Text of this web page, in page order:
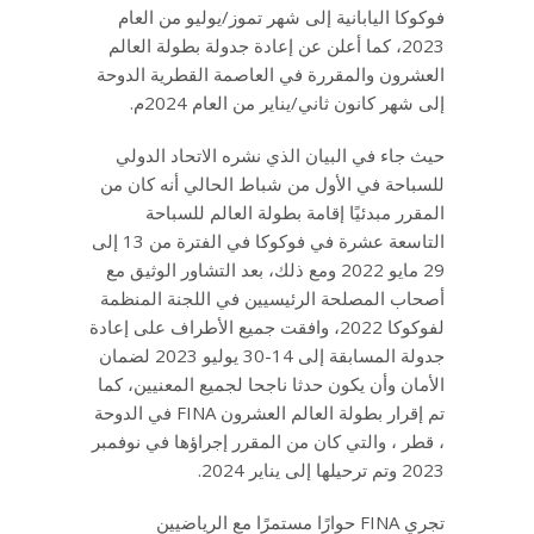
فوكوكا اليابانية إلى شهر تموز/يوليو من العام
2023، كما أعلن عن إعادة جدولة بطولة العالم
العشرون والمقررة في العاصمة القطرية الدوحة
إلى شهر كانون ثاني/يناير من العام 2024م.
حيث جاء في البيان الذي نشره الاتحاد الدولي
للسباحة في الأول من شباط الحالي أنه كان من
المقرر مبدئيًا إقامة بطولة العالم للسباحة
التاسعة عشرة في فوكوكا في الفترة من 13 إلى
29 مايو 2022 ومع ذلك، بعد التشاور الوثيق مع
أصحاب المصلحة الرئيسيين في اللجنة المنظمة
لفوكوكا 2022، وافقت جميع الأطراف على إعادة
جدولة المسابقة إلى 14-30 يوليو 2023 لضمان
الأمان وأن يكون حدثا ناجحا لجميع المعنيين، كما
تم إقرار بطولة العالم العشرون FINA في الدوحة
، قطر ، والتي كان من المقرر إجراؤها في نوفمبر
2023 وتم ترحيلها إلى يناير 2024.
تجري FINA حوارًا مستمرًا مع الرياضيين